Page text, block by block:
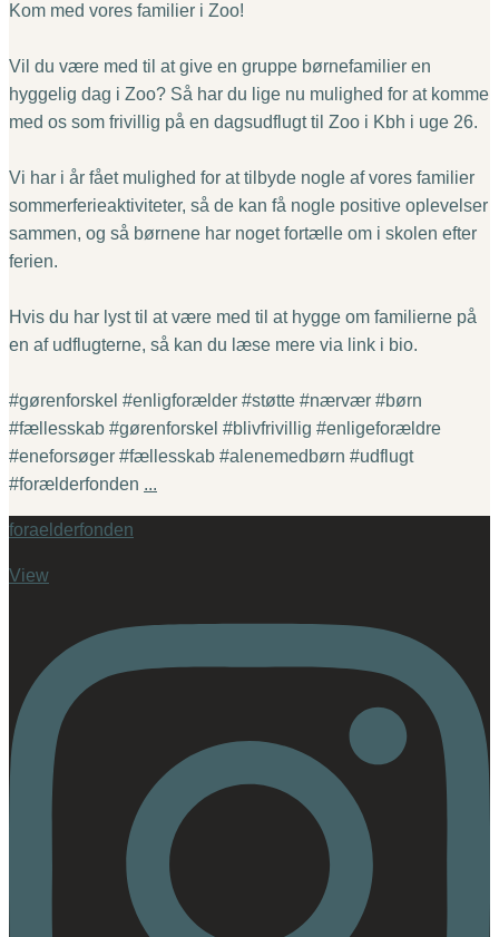
Kom med vores familier i Zoo!
Vil du være med til at give en gruppe børnefamilier en
hyggelig dag i Zoo? Så har du lige nu mulighed for at komme
med os som frivillig på en dagsudflugt til Zoo i Kbh i uge 26.
Vi har i år fået mulighed for at tilbyde nogle af vores familier
sommerferieaktiviteter, så de kan få nogle positive oplevelser
sammen, og så børnene har noget fortælle om i skolen efter
ferien.
Hvis du har lyst til at være med til at hygge om familierne på
en af udflugterne, så kan du læse mere via link i bio.
#gørenforskel #enligforælder #støtte #nærvær #børn
#fællesskab #gørenforskel #blivfrivillig #enligeforældre
#eneforsøger #fællesskab #alenemedbørn #udflugt
#forælderfonden ...
foraelderfonden
View